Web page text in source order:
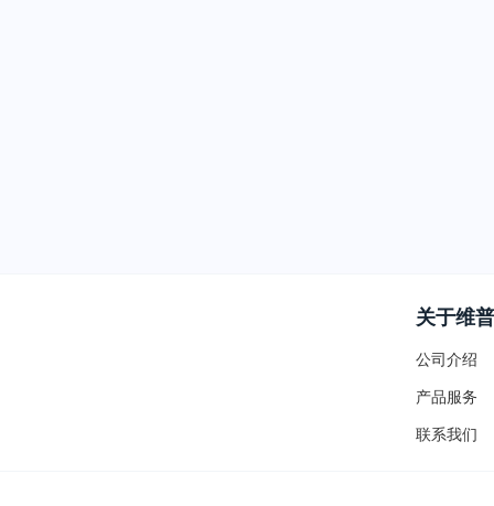
关于维普
公司介绍
产品服务
联系我们